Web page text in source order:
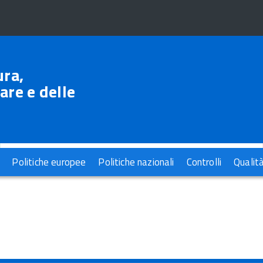
e delle
Politiche europee Politiche nazionali Controlli